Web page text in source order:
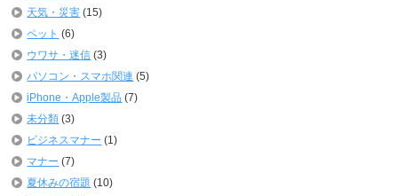
天気・災害 (15)
ペット (6)
ウワサ・迷信 (3)
パソコン・スマホ関連 (5)
iPhone・Apple製品 (7)
未分類 (3)
ビジネスマナー (1)
マナー (7)
夏休みの宿題 (10)